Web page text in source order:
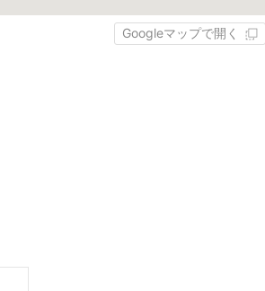
Googleマップで開く